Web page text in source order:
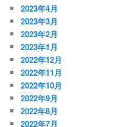
2023年4月
2023年3月
2023年2月
2023年1月
2022年12月
2022年11月
2022年10月
2022年9月
2022年8月
2022年7月